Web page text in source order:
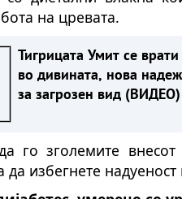
на цревата.
Тигрицата Умит се врати
во дивината, нова надеж
за загрозен вид (ВИДЕО)
го зголемите
да избегнете